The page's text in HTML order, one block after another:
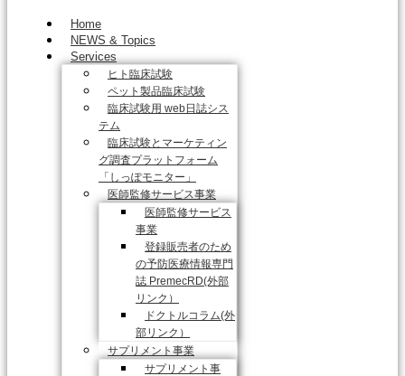
Home
NEWS & Topics
Services
ヒト臨床試験
ペット製品臨床試験
臨床試験用 web日誌シス
テム
臨床試験とマーケティン
グ調査プラットフォーム
「しっぽモニター」
医師監修サービス事業
医師監修サービス
事業
登録販売者のため
の予防医療情報専門
誌 PremecRD(外部
リンク）
ドクトルコラム(外
部リンク）
サプリメント事業
サプリメント事